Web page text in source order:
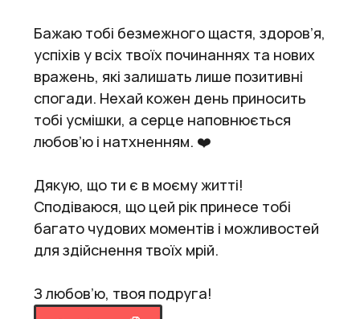
Бажаю тобі безмежного щастя, здоров’я,
успіхів у всіх твоїх починаннях та нових
вражень, які залишать лише позитивні
спогади. Нехай кожен день приносить
тобі усмішки, а серце наповнюється
любов’ю і натхненням. ❤️
Дякую, що ти є в моєму житті!
Сподіваюся, що цей рік принесе тобі
багато чудових моментів і можливостей
для здійснення твоїх мрій.
З любов’ю, твоя подруга!